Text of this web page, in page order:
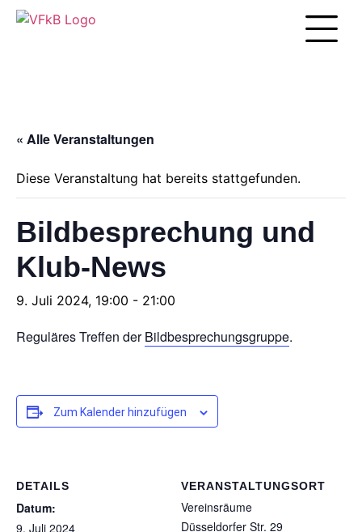
« Alle Veranstaltungen
Diese Veranstaltung hat bereits stattgefunden.
Bildbesprechung und
Klub-News
9. Juli 2024, 19:00 - 21:00
Reguläres Treffen derBildbesprechungsgruppe.
Zum Kalender hinzufügen
DETAILS
Datum:
9. Juli 2024
VERANSTALTUNGSORT
Vereinsräume
Düsseldorfer Str. 29